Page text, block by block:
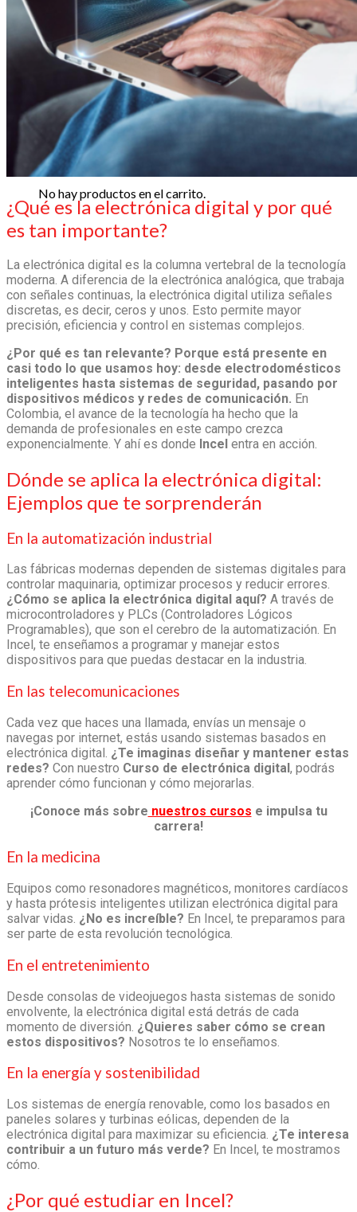
Soy estudiante
Soy docente
Reglamento estudiantil
Galería de fotos y videos
Estudiantes
Reglamento estudiantil
Galería de videos
Carrito
No hay productos en el carrito.
¿Qué es la electrónica digital y por qué
es tan importante?
La electrónica digital es la columna vertebral de la tecnología
moderna. A diferencia de la electrónica analógica, que trabaja
con señales continuas, la electrónica digital utiliza señales
discretas, es decir, ceros y unos. Esto permite mayor
precisión, eficiencia y control en sistemas complejos.
¿Por qué es tan relevante? Porque está presente en
casi todo lo que usamos hoy: desde electrodomésticos
inteligentes hasta sistemas de seguridad, pasando por
dispositivos médicos y redes de comunicación. En
Colombia, el avance de la tecnología ha hecho que la
demanda de profesionales en este campo crezca
exponencialmente. Y ahí es donde Incel entra en acción.
Dónde se aplica la electrónica digital:
Ejemplos que te sorprenderán
En la automatización industrial
Las fábricas modernas dependen de sistemas digitales para
controlar maquinaria, optimizar procesos y reducir errores.
¿Cómo se aplica la electrónica digital aquí? A través de
microcontroladores y PLCs (Controladores Lógicos
Programables), que son el cerebro de la automatización. En
Incel, te enseñamos a programar y manejar estos
dispositivos para que puedas destacar en la industria.
En las telecomunicaciones
Cada vez que haces una llamada, envías un mensaje o
navegas por internet, estás usando sistemas basados en
electrónica digital. ¿Te imaginas diseñar y mantener estas
redes? Con nuestro Curso de electrónica digital, podrás
aprender cómo funcionan y cómo mejorarlas.
¡Conoce más sobre nuestros cursos e impulsa tu
carrera!
En la medicina
Equipos como resonadores magnéticos, monitores cardíacos
y hasta prótesis inteligentes utilizan electrónica digital para
salvar vidas. ¿No es increíble? En Incel, te preparamos para
ser parte de esta revolución tecnológica.
En el entretenimiento
Desde consolas de videojuegos hasta sistemas de sonido
envolvente, la electrónica digital está detrás de cada
momento de diversión. ¿Quieres saber cómo se crean
estos dispositivos? Nosotros te lo enseñamos.
En la energía y sostenibilidad
Los sistemas de energía renovable, como los basados en
paneles solares y turbinas eólicas, dependen de la
electrónica digital para maximizar su eficiencia. ¿Te interesa
contribuir a un futuro más verde? En Incel, te mostramos
cómo.
¿Por qué estudiar en Incel?